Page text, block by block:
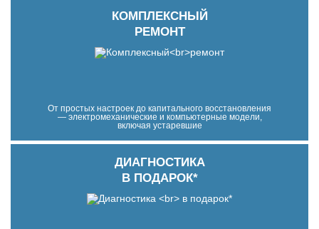
КОМПЛЕКСНЫЙ
РЕМОНТ
От простых настроек до капитального восстановления
— электромеханические и компьютерные модели,
включая устаревшие
ДИАГНОСТИКА
В ПОДАРОК*